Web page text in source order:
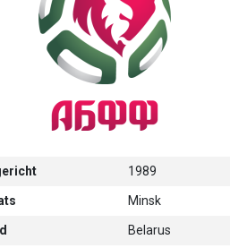
1989
Minsk
Belarus